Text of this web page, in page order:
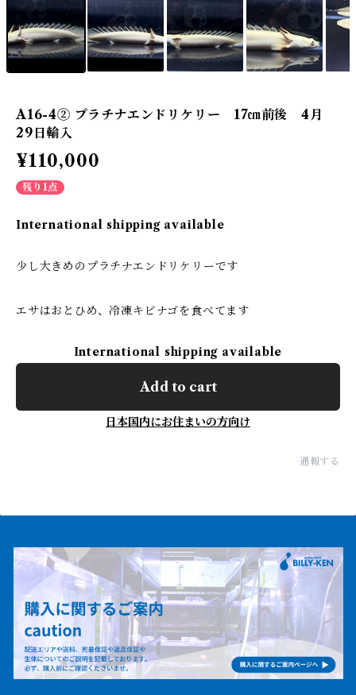
A16-4② プラチナエンドリケリー 17㎝前後 4月
29日輸入
¥110,000
残り1点
International shipping available
少し大きめのプラチナエンドリケリーです
エサはおとひめ、冷凍キビナゴを食べてます
International shipping available
Add to cart
日本国内にお住まいの方向け
通報する